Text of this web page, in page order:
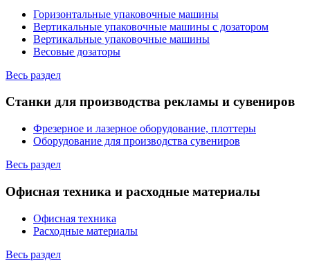
Горизонтальные упаковочные машины
Вертикальные упаковочные машины с дозатором
Вертикальные упаковочные машины
Весовые дозаторы
Весь раздел
Станки для производства рекламы и сувениров
Фрезерное и лазерное оборудование, плоттеры
Оборудование для производства сувениров
Весь раздел
Офисная техника и расходные материалы
Офисная техника
Расходные материалы
Весь раздел